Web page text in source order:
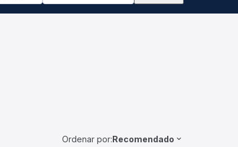
Ordenar por:Recomendado